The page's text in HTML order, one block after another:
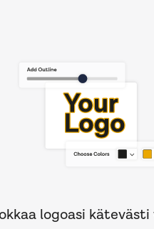
logoasi kätevästi